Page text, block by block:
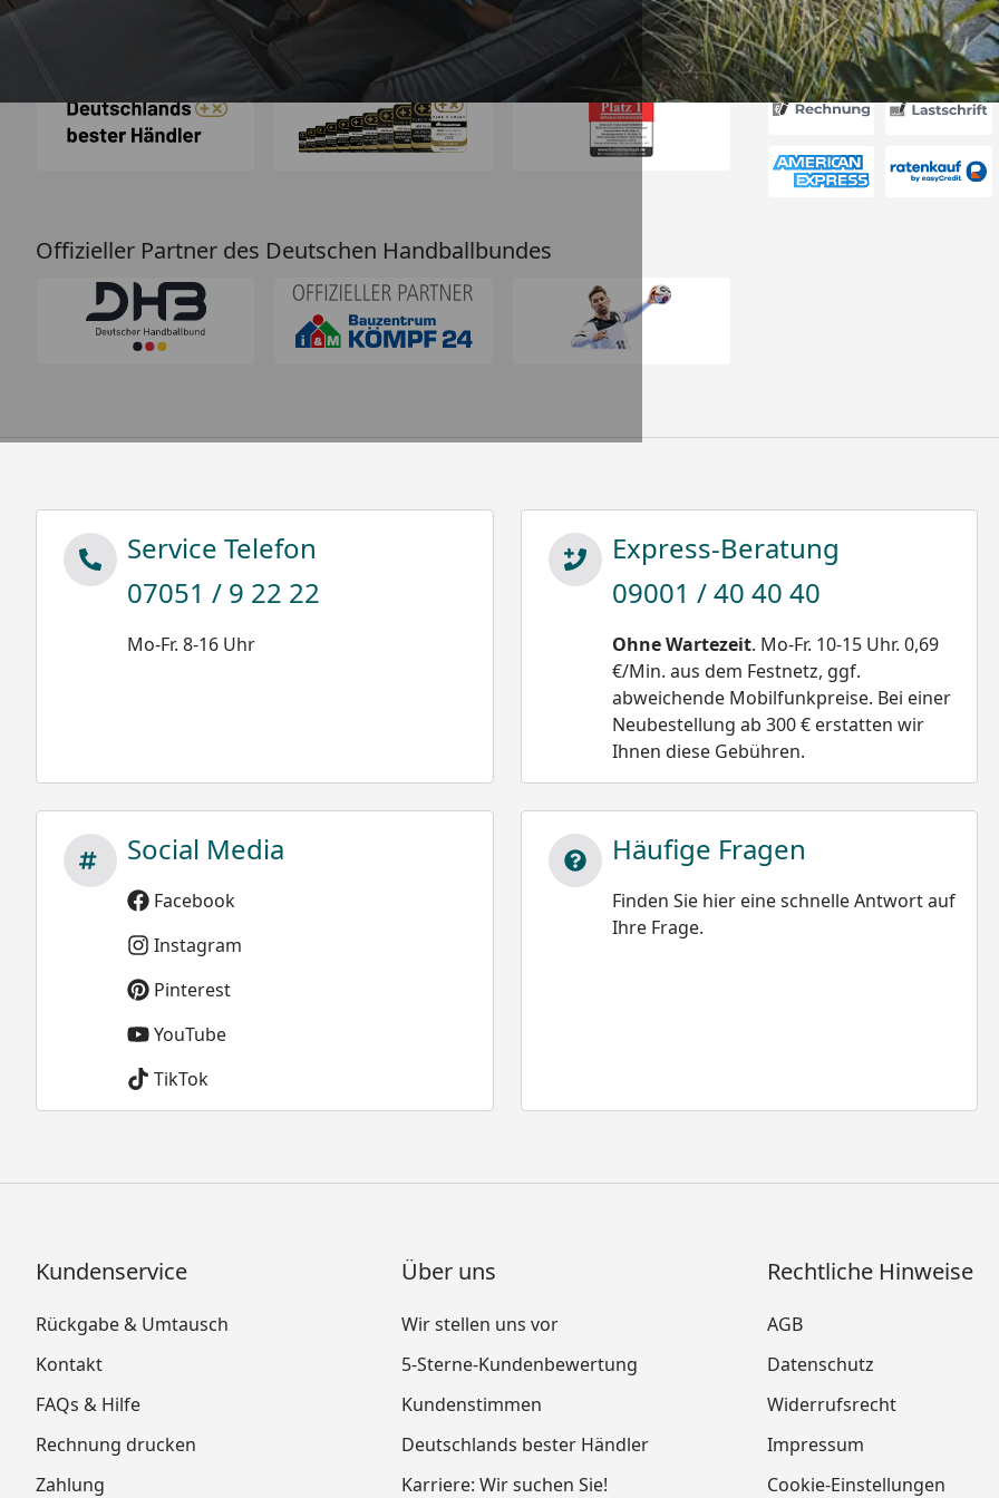
Akzeptierte
Offizieller Partner des Deutschen Handballbundes
Service Telefon
07051 / 9 22 22
Mo-Fr. 8-16 Uhr
Express-Beratung
09001 / 40 40 40
Ohne Wartezeit. Mo-Fr. 10-15 Uhr. 0,69
€/Min. aus dem Festnetz, ggf.
abweichende Mobilfunkpreise. Bei einer
Neubestellung ab 300 € erstatten wir
Ihnen diese Gebühren.
Social Media
Facebook
Instagram
Pinterest
YouTube
TikTok
Häufige Fragen
Finden Sie hier eine schnelle Antwort auf
Ihre Frage.
Kundenservice
Rückgabe & Umtausch
Kontakt
FAQs & Hilfe
Rechnung drucken
Zahlung
Über uns
Wir stellen uns vor
5-Sterne-Kundenbewertung
Kundenstimmen
Deutschlands bester Händler
Karriere: Wir suchen Sie!
Rechtliche Hinweise
AGB
Datenschutz
Widerrufsrecht
Impressum
Cookie-Einstellungen